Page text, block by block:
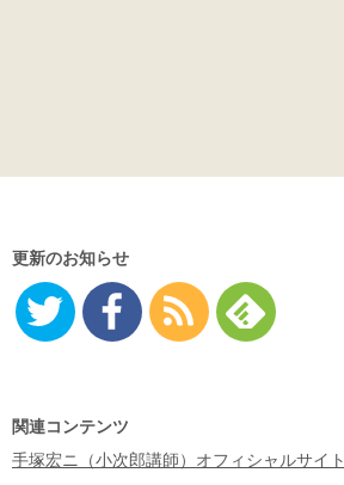
更新のお知らせ
関連コンテンツ
手塚宏ニ（小次郎講師）オフィシャルサイト